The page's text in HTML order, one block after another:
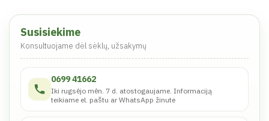
Susisiekime
Konsultuojame dėl sėklų, užsakymų
0699 41662
Iki rugsėjo mėn. 7 d. atostogaujame. Informaciją
teikiame el. paštu ar WhatsApp žinute